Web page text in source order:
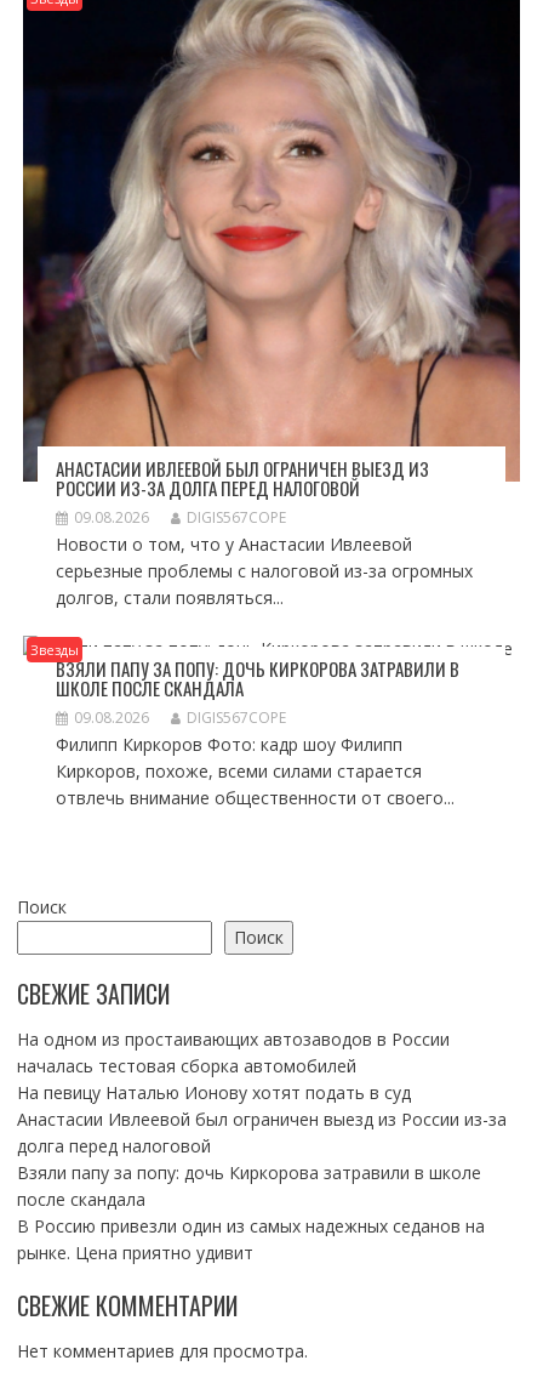
АНАСТАСИИ ИВЛЕЕВОЙ БЫЛ ОГРАНИЧЕН ВЫЕЗД ИЗ
РОССИИ ИЗ-ЗА ДОЛГА ПЕРЕД НАЛОГОВОЙ
09.08.2026 DIGIS567COPE
Новости о том, что у Анастасии Ивлеевой
серьезные проблемы с налоговой из-за огромных
долгов, стали появляться...
Звезды
ВЗЯЛИ ПАПУ ЗА ПОПУ: ДОЧЬ КИРКОРОВА ЗАТРАВИЛИ В
ШКОЛЕ ПОСЛЕ СКАНДАЛА
09.08.2026 DIGIS567COPE
Филипп Киркоров Фото: кадр шоу Филипп
Киркоров, похоже, всеми силами старается
отвлечь внимание общественности от своего...
Поиск
Поиск
СВЕЖИЕ ЗАПИСИ
На одном из простаивающих автозаводов в России
началась тестовая сборка автомобилей
На певицу Наталью Ионову хотят подать в суд
Анастасии Ивлеевой был ограничен выезд из России из-за
долга перед налоговой
Взяли папу за попу: дочь Киркорова затравили в школе
после скандала
В Россию привезли один из самых надежных седанов на
рынке. Цена приятно удивит
СВЕЖИЕ КОММЕНТАРИИ
Нет комментариев для просмотра.